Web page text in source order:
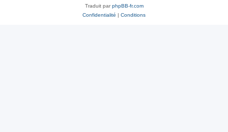
Traduit parphpBB-fr.com
Confidentialité | Conditions